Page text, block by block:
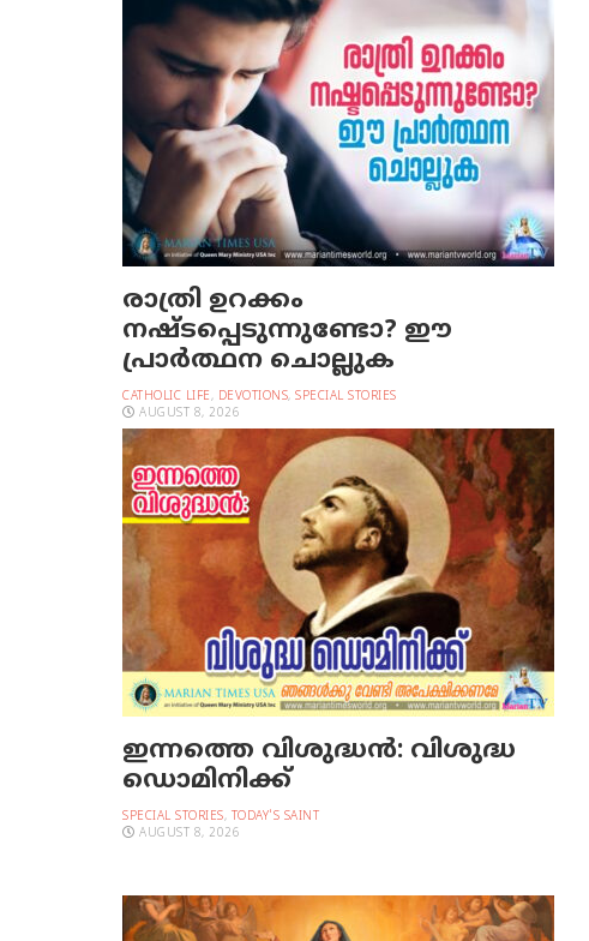
രാത്രി ഉറക്കം
നഷ്ടപ്പെടുന്നുണ്ടോ? ഈ
പ്രാര്‍ത്ഥന ചൊല്ലുക
CATHOLIC LIFE, DEVOTIONS, SPECIAL STORIES
AUGUST 8, 2026
ഇന്നത്തെ വിശുദ്ധന്‍: വിശുദ്ധ
ഡൊമിനിക്ക്
SPECIAL STORIES, TODAY'S SAINT
AUGUST 8, 2026